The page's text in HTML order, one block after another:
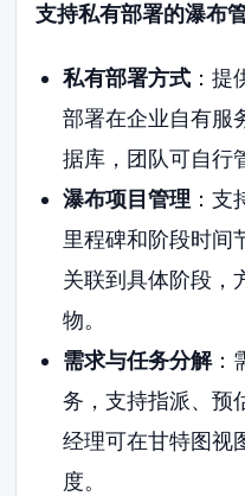
支持私有部署的瀑布
私有部署方式：提
部署在企业自有服
据库，团队可自行
瀑布项目管理 ：
里程碑和阶段时间
关联到具体阶段，
物。
需求与任务分解：
务，支持指派、预
经理可在甘特图视
度。